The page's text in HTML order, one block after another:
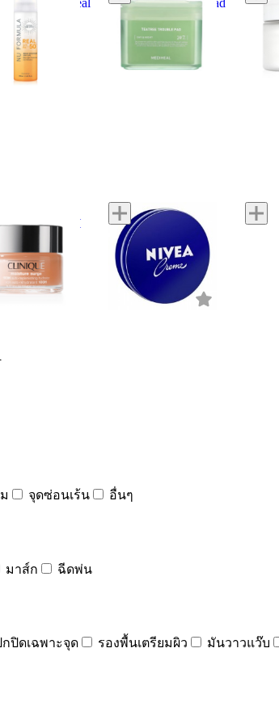
Sun Spray Real
PA++++
4.7
Tea Tree Trouble Pad
2 reviews
5.0
Surge 100H
4.6
NIVEA
98 reviews
4.1
จุดซ่อนเร้น อื่นๆ
มาส์ก ฉีดพ่น
ปิดเฉพาะจุด รองพื้นเตรียมผิว มันวาวแว๊บ